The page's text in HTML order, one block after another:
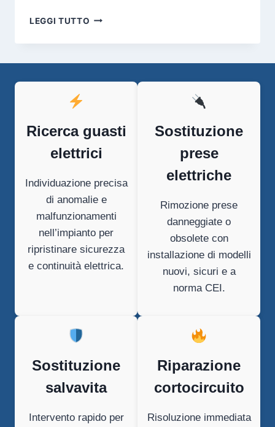
LEGGI TUTTO ELETTRICISTA
Ricerca guasti
elettrici
Individuazione precisa
di anomalie e
malfunzionamenti
nell’impianto per
ripristinare sicurezza
e continuità elettrica.
Sostituzione
prese
elettriche
Rimozione prese
danneggiate o
obsolete con
installazione di modelli
nuovi, sicuri e a
norma CEI.
Sostituzione
salvavita
Intervento rapido per
Riparazione
cortocircuito
Risoluzione immediata